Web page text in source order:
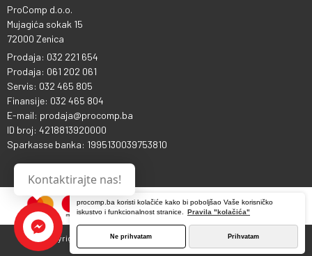
procomp.ba koristi kolačiće kako bi poboljšao Vaše korisničko
iskustvo i funkcionalnost stranice.
Pravila "kolačića"
Ne prihvatam Prihvatam
ProComp d.o.o.
Mujagića sokak 15
72000 Zenica
Prodaja: 032 221 654
Prodaja: 061 202 061
Servis: 032 465 805
Finansije: 032 465 804
E-mail: prodaja@procomp.ba
ID broj: 4218813920000
Sparkasse banka: 1995130039753810
Copyright © 2013 - 2026 ProComp d.o.o. Sva prava pridržana.
Kontaktirajte nas!